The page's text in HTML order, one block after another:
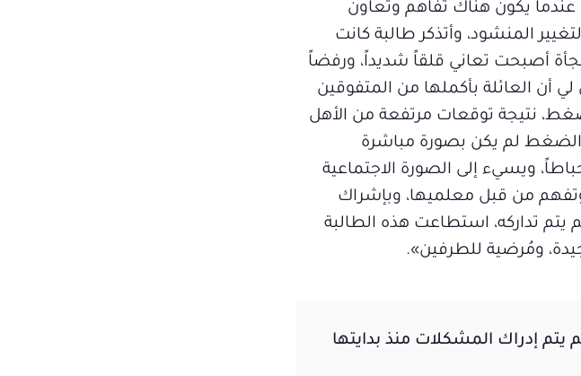
يكون هناك تفاهم وتعاون
المنشود، وأتذكر طالبة كانت
أصبحت تعاني قلقاً شديداً، ورفضاً
أن العائلة بأكملها من المتفوقين
نتيجة توقعات مرتفعة من الأهل
الضغط لم يكن بصورة مباشرة
ويسيء إلى الصورة الاجتماعية
من قبل معلميها، وبإشراك
تداركه، استطاعت هذه الطالبة
ومُرضية للطرفين».
يتم إدراك المشكلات منذ بدايتها